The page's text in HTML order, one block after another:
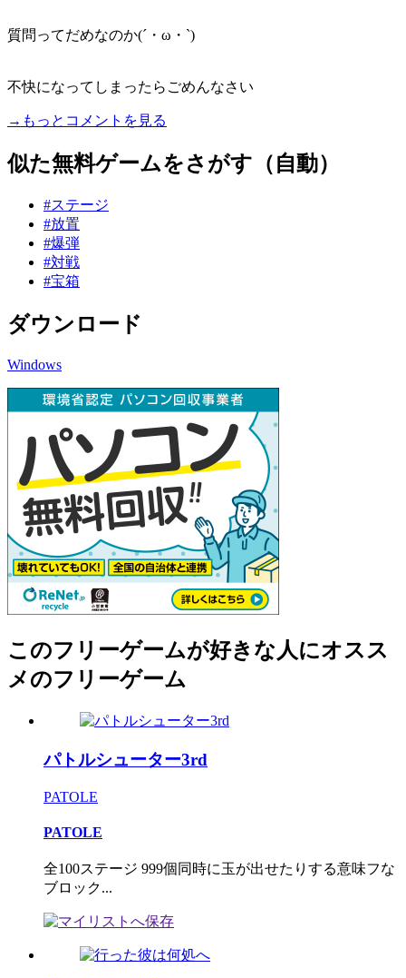
質問ってだめなのか(´・ω・`)
不快になってしまったらごめんなさい
→もっとコメントを見る
似た無料ゲームをさがす（自動）
#ステージ
#放置
#爆弾
#対戦
#宝箱
ダウンロード
Windows
このフリーゲームが好きな人にオスス
メのフリーゲーム
パトルシューター3rd
PATOLE
PATOLE
全100ステージ 999個同時に玉が出せたりする意味フな
ブロック...